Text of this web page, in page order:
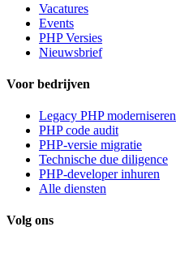
Vacatures
Events
PHP Versies
Nieuwsbrief
Voor bedrijven
Legacy PHP moderniseren
PHP code audit
PHP-versie migratie
Technische due diligence
PHP-developer inhuren
Alle diensten
Volg ons